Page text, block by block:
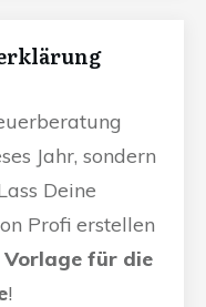
Jahr, sondern
Deine
Profi erstellen
für die
!